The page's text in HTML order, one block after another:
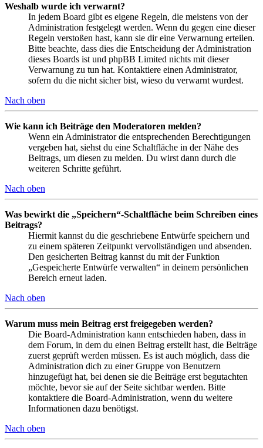
Weshalb wurde ich verwarnt?
In jedem Board gibt es eigene Regeln, die meistens von der
Administration festgelegt werden. Wenn du gegen eine dieser
Regeln verstoßen hast, kann sie dir eine Verwarnung erteilen.
Bitte beachte, dass dies die Entscheidung der Administration
dieses Boards ist und phpBB Limited nichts mit dieser
Verwarnung zu tun hat. Kontaktiere einen Administrator,
sofern du die nicht sicher bist, wieso du verwarnt wurdest.
Nach oben
Wie kann ich Beiträge den Moderatoren melden?
Wenn ein Administrator die entsprechenden Berechtigungen
vergeben hat, siehst du eine Schaltfläche in der Nähe des
Beitrags, um diesen zu melden. Du wirst dann durch die
weiteren Schritte geführt.
Nach oben
Was bewirkt die „Speichern“-Schaltfläche beim Schreiben eines
Beitrags?
Hiermit kannst du die geschriebene Entwürfe speichern und
zu einem späteren Zeitpunkt vervollständigen und absenden.
Den gesicherten Beitrag kannst du mit der Funktion
„Gespeicherte Entwürfe verwalten“ in deinem persönlichen
Bereich erneut laden.
Nach oben
Warum muss mein Beitrag erst freigegeben werden?
Die Board-Administration kann entschieden haben, dass in
dem Forum, in dem du einen Beitrag erstellt hast, die Beiträge
zuerst geprüft werden müssen. Es ist auch möglich, dass die
Administration dich zu einer Gruppe von Benutzern
hinzugefügt hat, bei denen sie die Beiträge erst begutachten
möchte, bevor sie auf der Seite sichtbar werden. Bitte
kontaktiere die Board-Administration, wenn du weitere
Informationen dazu benötigst.
Nach oben